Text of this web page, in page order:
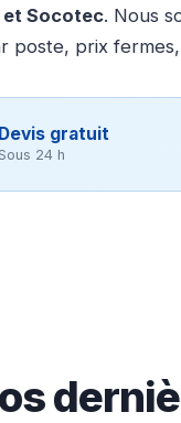
et Socotec. Nous
poste, prix
Devis gratuit
Sous 24 h